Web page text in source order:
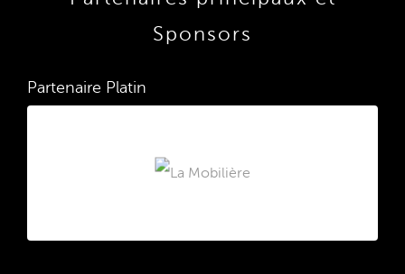
Sponsors
Partenaire Platin